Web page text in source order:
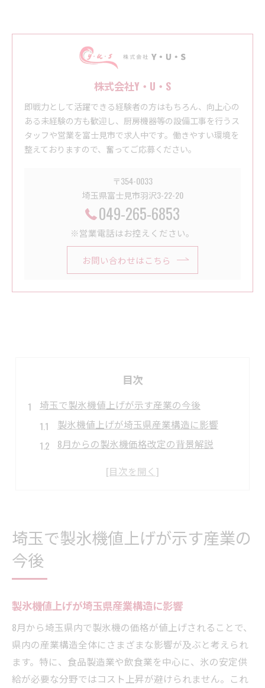
株式会社Y・U・S
即戦力として活躍できる経験者の方はもちろん、向上心の
ある未経験の方も歓迎し、厨房機器等の設備工事を行うス
タッフや営業を富士見市で求人中です。働きやすい環境を
整えておりますので、奮ってご応募ください。
〒354-0033
埼玉県富士見市羽沢3-22-20
049-265-6853
※営業電話はお控えください。
お問い合わせはこちら
目次
埼玉で製氷機値上げが示す産業の今後
製氷機値上げが埼玉県産業構造に影響
8月からの製氷機価格改定の背景解説
製氷機値上げ直前の設備投資戦略とは
埼玉県の補助金最新情報と製氷機対策
製氷機導入時の省力化支援案内
値上げ時期と補助金最新情報を網羅
8月予定の製氷機値上げ日程を徹底解説
埼玉県の省力化補助金最新トレンド
埼玉で製氷機値上げが示す産業の
今後
製氷機値上げが埼玉県産業構造に影響
8月から埼玉県内で製氷機の価格が値上げされることで、
県内の産業構造全体にさまざまな影響が及ぶと考えられ
ます。特に、食品製造業や飲食業を中心に、氷の安定供
給が必要な分野ではコスト上昇が避けられません。これ